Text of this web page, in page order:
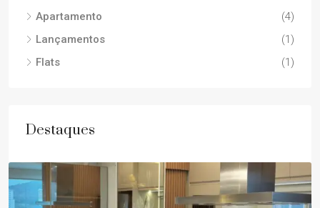
Apartamento
(4)
Lançamentos
(1)
Flats
(1)
Destaques